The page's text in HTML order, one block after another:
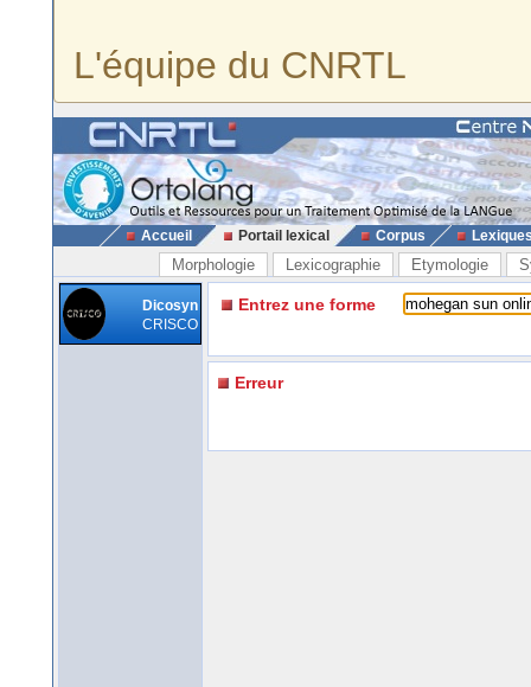
L'équipe du CNRTL
Accueil Portail lexical Corpus
Morphologie Lexicographie Etymologie
Dicosyn
CRISCO
Entrez une forme
Erreur